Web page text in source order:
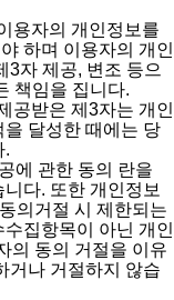
용자의 개인정보를
하며 이용자의 개인
3자 제공, 변조 등으
책임을 집니다.
공받은 제3자는 개인
달성한 때에는 당
.
에 관한 동의 란을
다. 또한 개인정보
의거절 시 제한되는
집항목이 아닌 개인
의 동의 거절을 이유
거나 거절하지 않습